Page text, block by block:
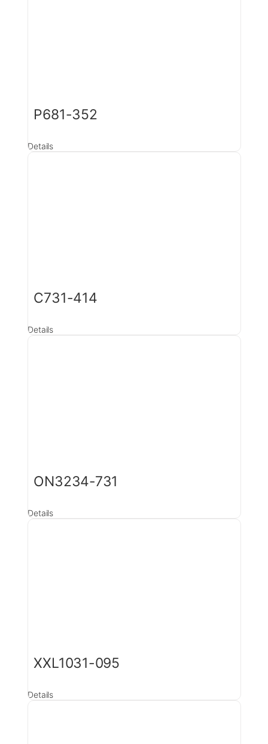
P681-352
Details
C731-414
Details
ON3234-731
Details
XXL1031-095
Details